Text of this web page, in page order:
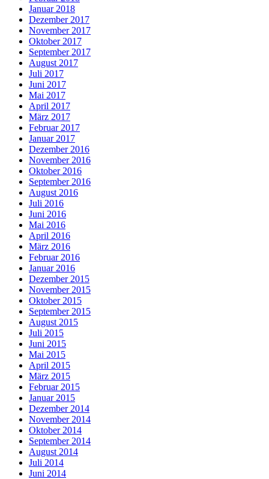
Januar 2018
Dezember 2017
November 2017
Oktober 2017
September 2017
August 2017
Juli 2017
Juni 2017
Mai 2017
April 2017
März 2017
Februar 2017
Januar 2017
Dezember 2016
November 2016
Oktober 2016
September 2016
August 2016
Juli 2016
Juni 2016
Mai 2016
April 2016
März 2016
Februar 2016
Januar 2016
Dezember 2015
November 2015
Oktober 2015
September 2015
August 2015
Juli 2015
Juni 2015
Mai 2015
April 2015
März 2015
Februar 2015
Januar 2015
Dezember 2014
November 2014
Oktober 2014
September 2014
August 2014
Juli 2014
Juni 2014